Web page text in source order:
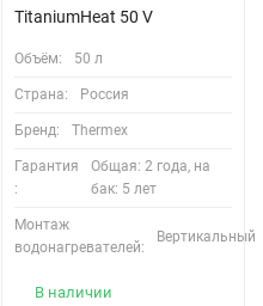
TitaniumHeat 50 V
Объём: 50 л
Страна: Россия
Бренд: Thermex
Гарантия
:
Общая: 2 года, на
бак: 5 лет
Монтаж
водонагревателей:
Вертикальный
В наличии